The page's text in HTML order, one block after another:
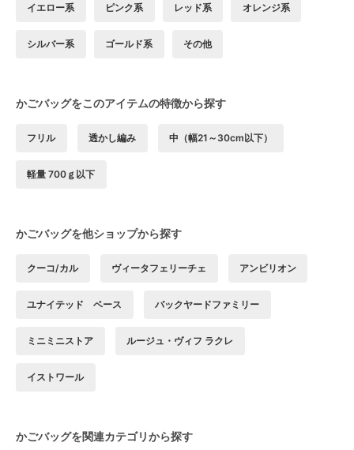
イエロー系 ピンク系 レッド系 オレンジ系
シルバー系 ゴールド系 その他
かごバッグをこのアイテムの特徴から探す
フリル 透かし編み 中（幅21～30cm以下）
軽量 700ｇ以下
かごバッグを他ショップから探す
クーコ/カル ヴィータフェリーチェ アンビリオン
ユナイテッド ベース バックヤードファミリー
ミニミニストア ルージュ・ヴィフ ラクレ
イストワール
かごバッグを関連カテゴリから探す